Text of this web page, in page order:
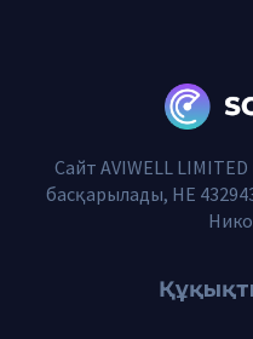
Сайт AVIWELL
басқарылады, HE